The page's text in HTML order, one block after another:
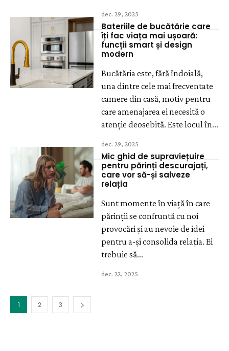
dec. 29, 2025
Bateriile de bucătărie care
îți fac viața mai ușoară:
funcții smart și design
modern
Bucătăria este, fără îndoială,
una dintre cele mai frecventate
camere din casă, motiv pentru
care amenajarea ei necesită o
atenție deosebită. Este locul în...
dec. 29, 2025
Mic ghid de supraviețuire
pentru părinți descurajați,
care vor să-și salveze
relația
Sunt momente în viață în care
părinții se confruntă cu noi
provocări și au nevoie de idei
pentru a-și consolida relația. Ei
trebuie să...
dec. 22, 2025
1 2 3